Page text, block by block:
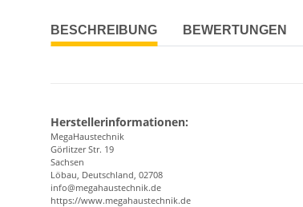
BESCHREIBUNG BEWERTUNGEN
Herstellerinformationen:
MegaHaustechnik
Görlitzer Str. 19
Sachsen
Löbau, Deutschland, 02708
info@megahaustechnik.de
https://www.megahaustechnik.de